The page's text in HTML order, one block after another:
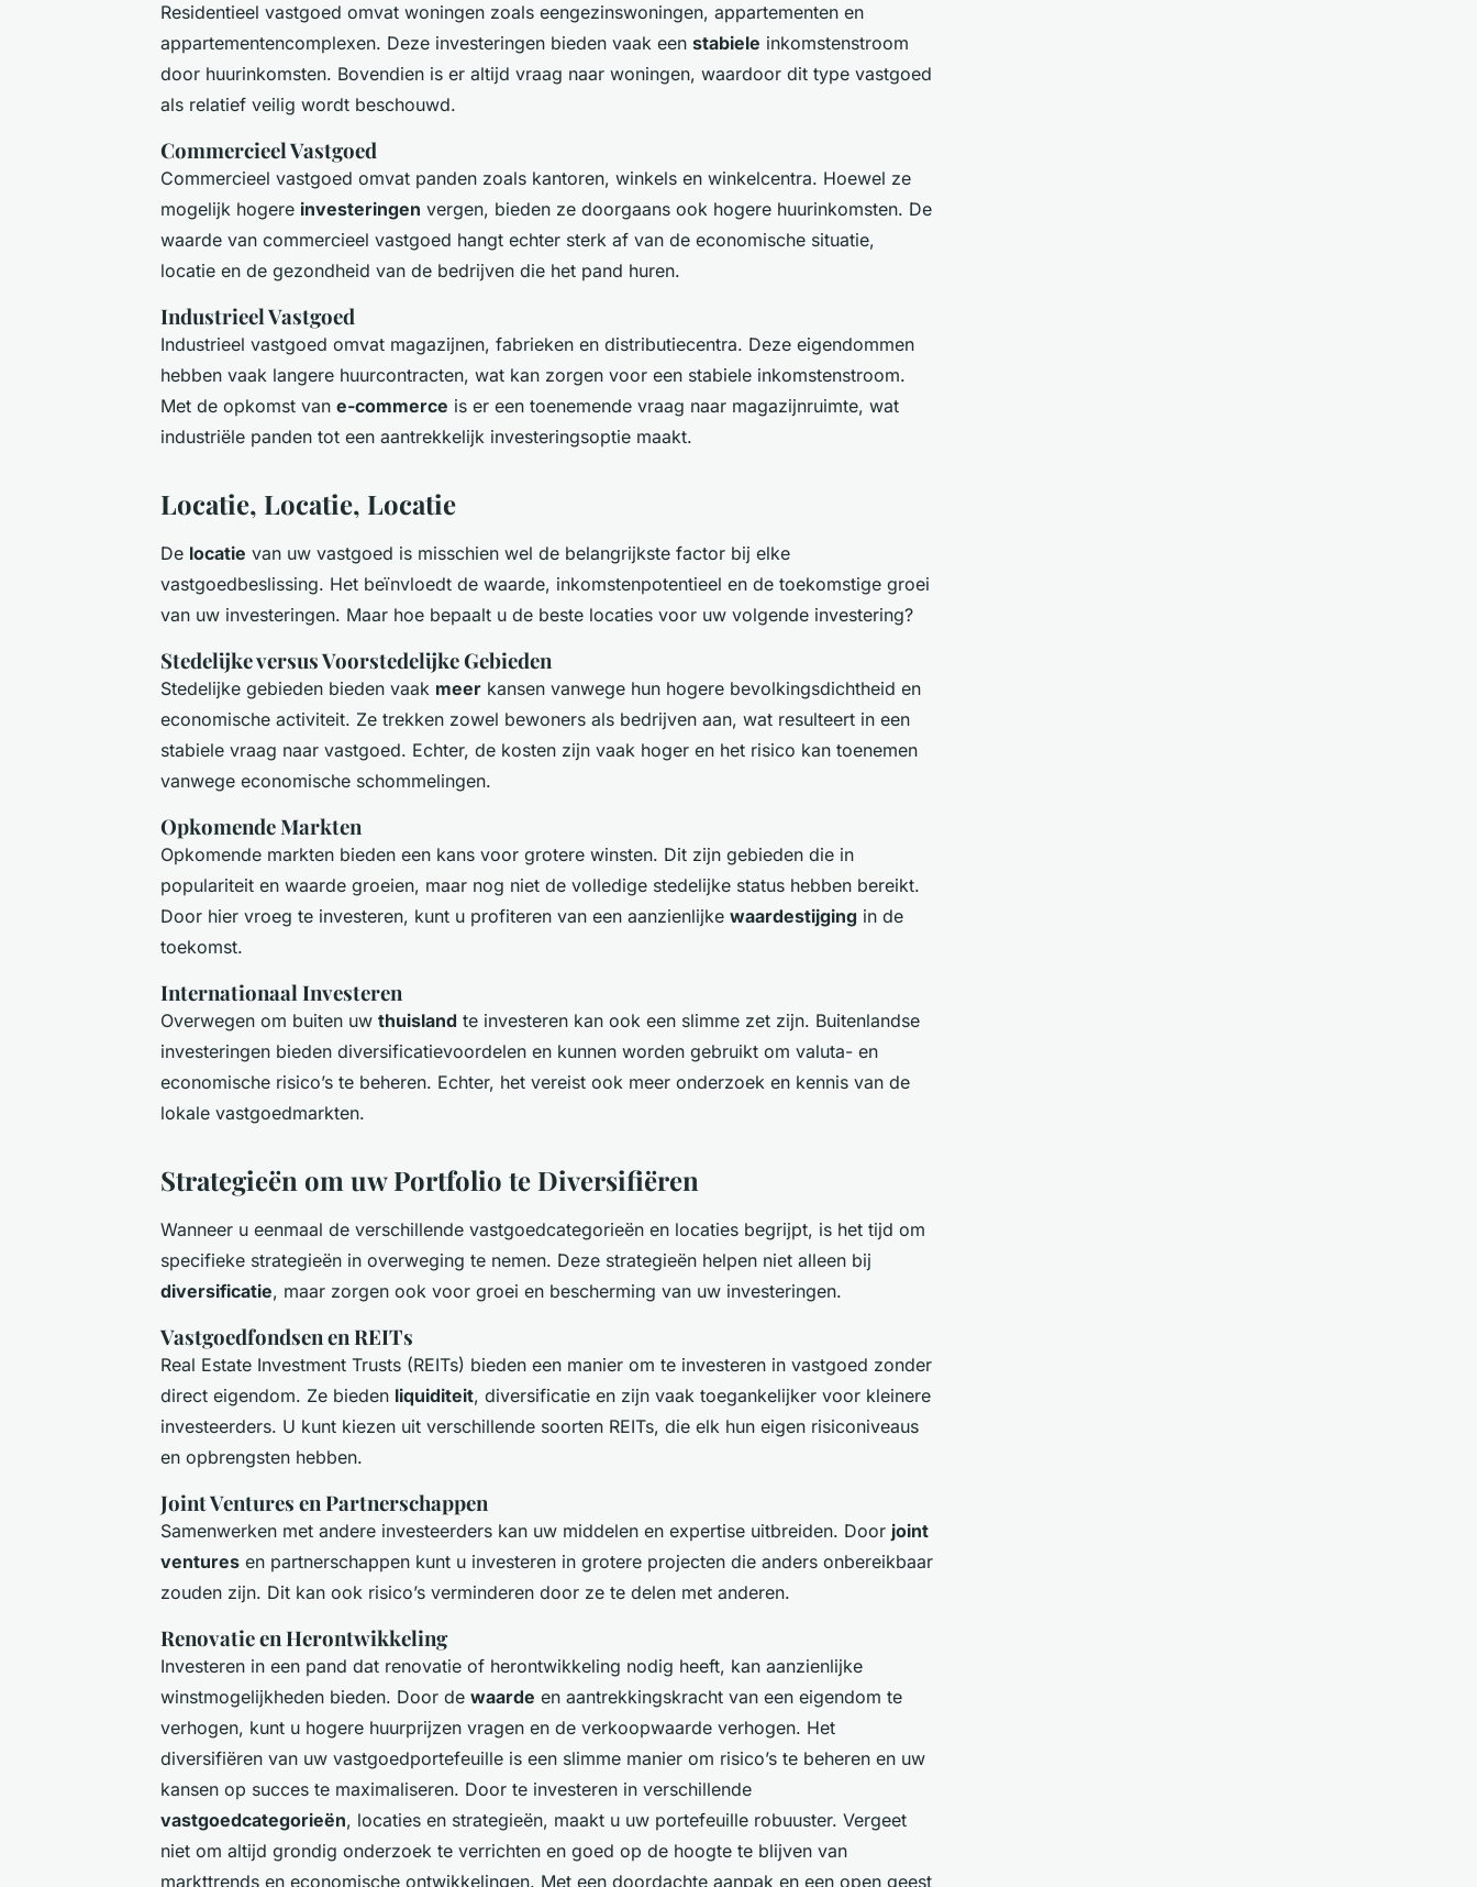
Residentieel vastgoed omvat woningen zoals eengezinswoningen, appartementen en
appartementencomplexen. Deze investeringen bieden vaak een stabiele inkomstenstroom
door huurinkomsten. Bovendien is er altijd vraag naar woningen, waardoor dit type vastgoed
als relatief veilig wordt beschouwd.
Commercieel Vastgoed
Commercieel vastgoed omvat panden zoals kantoren, winkels en winkelcentra. Hoewel ze
mogelijk hogere investeringen vergen, bieden ze doorgaans ook hogere huurinkomsten. De
waarde van commercieel vastgoed hangt echter sterk af van de economische situatie,
locatie en de gezondheid van de bedrijven die het pand huren.
Industrieel Vastgoed
Industrieel vastgoed omvat magazijnen, fabrieken en distributiecentra. Deze eigendommen
hebben vaak langere huurcontracten, wat kan zorgen voor een stabiele inkomstenstroom.
Met de opkomst van e-commerce is er een toenemende vraag naar magazijnruimte, wat
industriële panden tot een aantrekkelijk investeringsoptie maakt.
Locatie, Locatie, Locatie
De locatie van uw vastgoed is misschien wel de belangrijkste factor bij elke
vastgoedbeslissing. Het beïnvloedt de waarde, inkomstenpotentieel en de toekomstige groei
van uw investeringen. Maar hoe bepaalt u de beste locaties voor uw volgende investering?
Stedelijke versus Voorstedelijke Gebieden
Stedelijke gebieden bieden vaak meer kansen vanwege hun hogere bevolkingsdichtheid en
economische activiteit. Ze trekken zowel bewoners als bedrijven aan, wat resulteert in een
stabiele vraag naar vastgoed. Echter, de kosten zijn vaak hoger en het risico kan toenemen
vanwege economische schommelingen.
Opkomende Markten
Opkomende markten bieden een kans voor grotere winsten. Dit zijn gebieden die in
populariteit en waarde groeien, maar nog niet de volledige stedelijke status hebben bereikt.
Door hier vroeg te investeren, kunt u profiteren van een aanzienlijke waardestijging in de
toekomst.
Internationaal Investeren
Overwegen om buiten uw thuisland te investeren kan ook een slimme zet zijn. Buitenlandse
investeringen bieden diversificatievoordelen en kunnen worden gebruikt om valuta- en
economische risico’s te beheren. Echter, het vereist ook meer onderzoek en kennis van de
lokale vastgoedmarkten.
Strategieën om uw Portfolio te Diversifiëren
Wanneer u eenmaal de verschillende vastgoedcategorieën en locaties begrijpt, is het tijd om
specifieke strategieën in overweging te nemen. Deze strategieën helpen niet alleen bij
diversificatie, maar zorgen ook voor groei en bescherming van uw investeringen.
Vastgoedfondsen en REITs
Real Estate Investment Trusts (REITs) bieden een manier om te investeren in vastgoed zonder
direct eigendom. Ze bieden liquiditeit, diversificatie en zijn vaak toegankelijker voor kleinere
investeerders. U kunt kiezen uit verschillende soorten REITs, die elk hun eigen risiconiveaus
en opbrengsten hebben.
Joint Ventures en Partnerschappen
Samenwerken met andere investeerders kan uw middelen en expertise uitbreiden. Door joint
ventures en partnerschappen kunt u investeren in grotere projecten die anders onbereikbaar
zouden zijn. Dit kan ook risico’s verminderen door ze te delen met anderen.
Renovatie en Herontwikkeling
Investeren in een pand dat renovatie of herontwikkeling nodig heeft, kan aanzienlijke
winstmogelijkheden bieden. Door de waarde en aantrekkingskracht van een eigendom te
verhogen, kunt u hogere huurprijzen vragen en de verkoopwaarde verhogen. Het
diversifiëren van uw vastgoedportefeuille is een slimme manier om risico’s te beheren en uw
kansen op succes te maximaliseren. Door te investeren in verschillende
vastgoedcategorieën, locaties en strategieën, maakt u uw portefeuille robuuster. Vergeet
niet om altijd grondig onderzoek te verrichten en goed op de hoogte te blijven van
markttrends en economische ontwikkelingen. Met een doordachte aanpak en een open geest